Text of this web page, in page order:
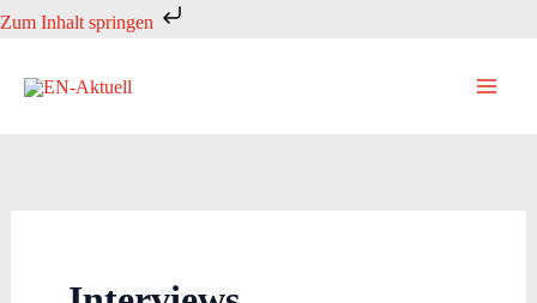
Zum Inhalt springen
Zum
springen